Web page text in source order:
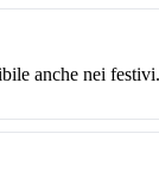
anche nei festivi.